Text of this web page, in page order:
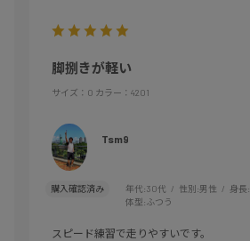
脚捌きが軽い
サイズ：O カラー：4201
Tsm9
購入確認済み 年代:30代 性別:男性 身長:
体型:ふつう
スピード練習で走りやすいです。